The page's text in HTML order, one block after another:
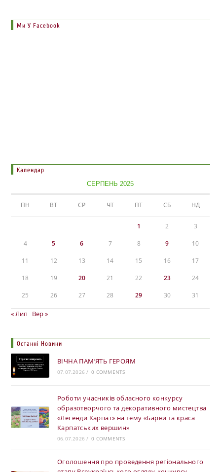
Ми У Facebook
Календар
СЕРПЕНЬ 2025
ПН ВТ СР ЧТ ПТ СБ НД
1 2 3
4 5 6 7 8 9 10
11 12 13 14 15 16 17
18 19 20 21 22 23 24
25 26 27 28 29 30 31
« Лип Вер »
Останні Новини
ВІЧНА ПАМ’ЯТЬ ГЕРОЯМ
07.07.2026 / 0 COMMENTS
Роботи учасників обласного конкурсу
образотворчого та декоративного мистецтва
«Легенди Карпат» на тему «Барви та краса
Карпатських вершин»
06.07.2026 / 0 COMMENTS
Оголошення про проведення регіонального